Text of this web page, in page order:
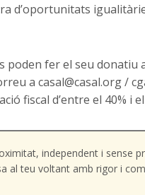
d’oportunitats
poden fer el seu donatiu
a casal@casal.org /
fiscal d’entre el 40% i el
independent i sense
al teu voltant amb rigor i